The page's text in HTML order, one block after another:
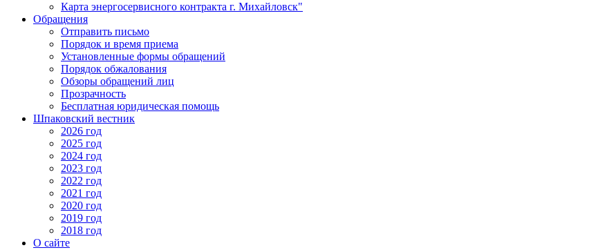
Карта энергосервисного контракта г. Михайловск"
Обращения
Отправить письмо
Порядок и время приема
Установленные формы обращений
Порядок обжалования
Обзоры обращений лиц
Прозрачность
Бесплатная юридическая помощь
Шпаковский вестник
2026 год
2025 год
2024 год
2023 год
2022 год
2021 год
2020 год
2019 год
2018 год
О сайте